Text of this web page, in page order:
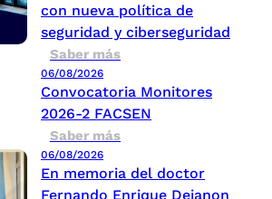
con nueva política de
seguridad y ciberseguridad
Saber más
06/08/2026
Convocatoria Monitores
2026-2 FACSEN
Saber más
06/08/2026
En memoria del doctor
Fernando Enrique Dejanon